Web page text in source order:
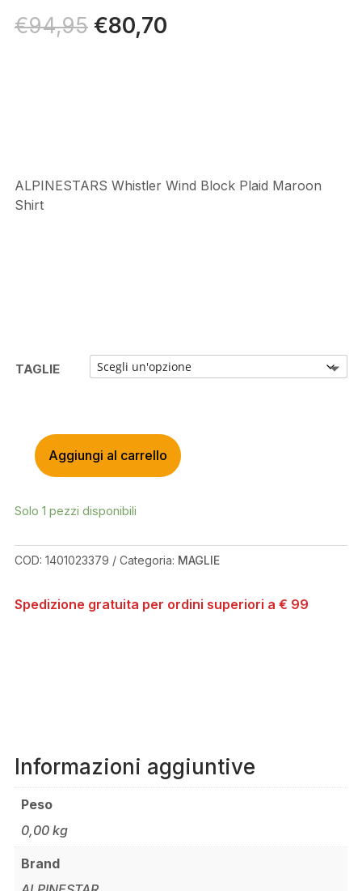
€94,95 Il
prezzo
€80,70Il
ALPINESTARS Whistler Wind Block Plaid Maroon
Shirt
TAGLIE
ALPINESTARS
WHISTLER
BLOCK
MAROON
Aggiungi al carrello
Solo 1 pezzi disponibili
COD: 1401023379 Categoria: MAGLIE
Spedizione gratuita per ordini superiori a € 99
Informazioni aggiuntive
Peso
0,00 kg
Brand